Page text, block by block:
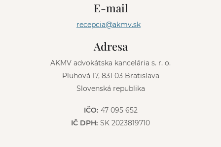
E-mail
recepcia@akmv.sk
Adresa
AKMV advokátska kancelária s. r. o.
Pluhová 17, 831 03 Bratislava
Slovenská republika
IČO: 47 095 652
IČ DPH: SK 2023819710